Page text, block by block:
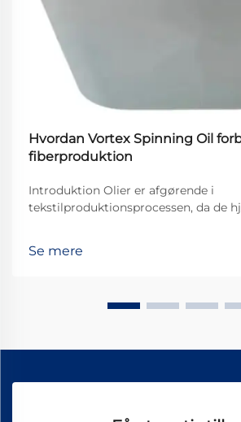
Hvordan Vortex Spinning Oil
fiberproduktion
Introduktion Olier er afgørende i
tekstilproduktionsprocessen, da de
forskellige typer, der findes, er Vortex
Se mere